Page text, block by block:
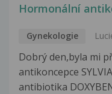
Hormonální
Gynekologie
Dobrý den,byla mi
antikoncepce
antibiotika